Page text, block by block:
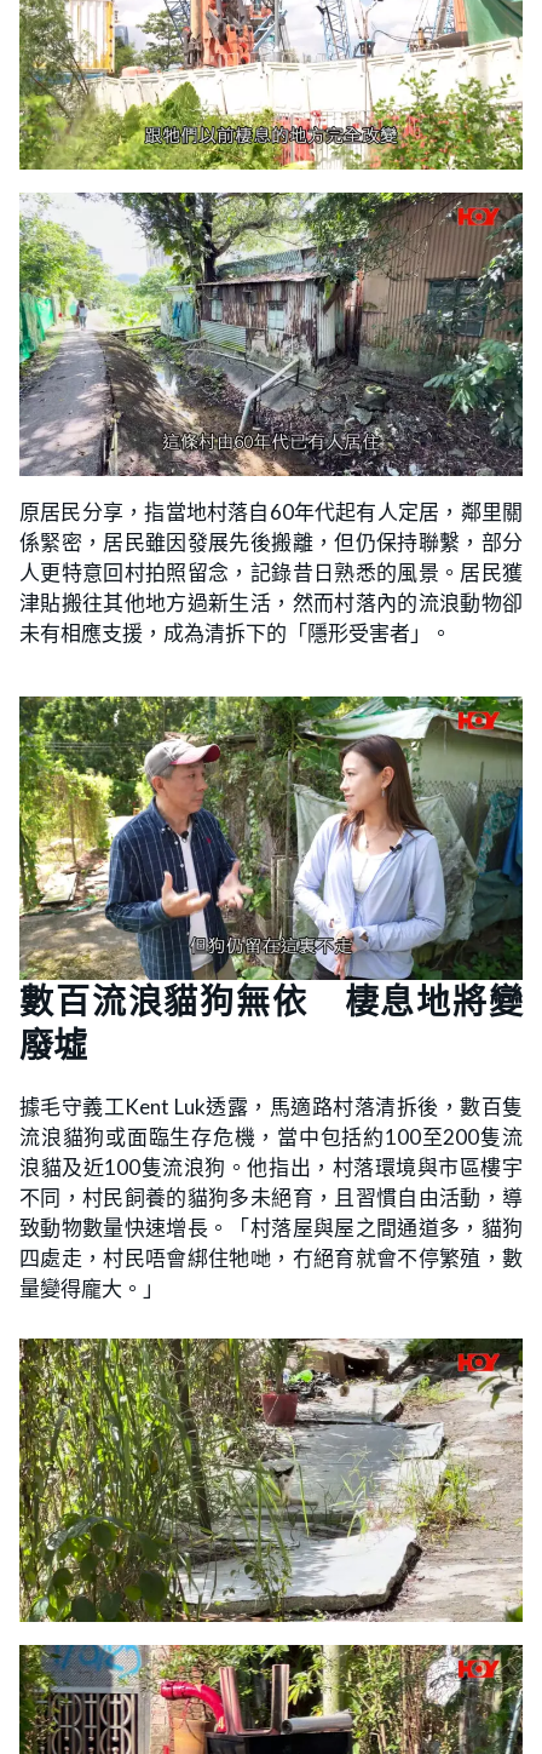
原居民分享，指當地村落自60年代起有人定居，鄰里關
係緊密，居民雖因發展先後搬離，但仍保持聯繫，部分
人更特意回村拍照留念，記錄昔日熟悉的風景。居民獲
津貼搬往其他地方過新生活，然而村落內的流浪動物卻
未有相應支援，成為清拆下的「隱形受害者」。
數百流浪貓狗無依 棲息地將變
廢墟
據毛守義工Kent Luk透露，馬適路村落清拆後，數百隻
流浪貓狗或面臨生存危機，當中包括約100至200隻流
浪貓及近100隻流浪狗。他指出，村落環境與市區樓宇
不同，村民飼養的貓狗多未絕育，且習慣自由活動，導
致動物數量快速增長。「村落屋與屋之間通道多，貓狗
四處走，村民唔會綁住牠哋，冇絕育就會不停繁殖，數
量變得龐大。」